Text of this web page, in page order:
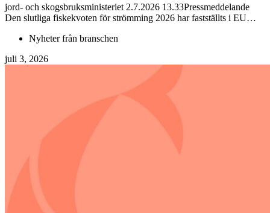
jord- och skogsbruksministeriet 2.7.2026 13.33Pressmeddelande
Den slutliga fiskekvoten för strömming 2026 har fastställts i EU…
Nyheter från branschen
juli 3, 2026